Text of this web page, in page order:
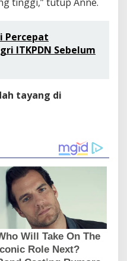
Percepat
ITKPDN Sebelum
tayang di